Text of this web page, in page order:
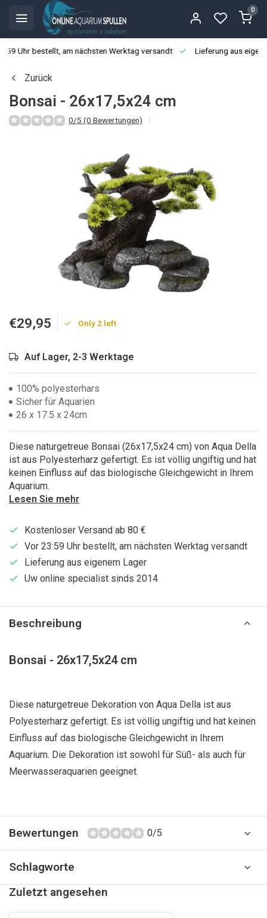
0
Uhr bestellt, am nächsten Werktag versandt Lieferung aus
Zurück
Bonsai - 26x17,5x24 cm
0/5 (0 Bewertungen)
€29,95 Only 2 left
Auf Lager, 2-3 Werktage
100% polyesterhars
Sicher für Aquarien
26 x 17.5 x 24cm
Diese naturgetreue Bonsai (26x17,5x24 cm) von Aqua Della
ist aus Polyesterharz gefertigt. Es ist völlig ungiftig und hat
keinen Einfluss auf das biologische Gleichgewicht in Ihrem
Aquarium.
Lesen Sie mehr
Kostenloser Versand ab 80 €
Vor 23:59 Uhr bestellt, am nächsten Werktag versandt
Lieferung aus eigenem Lager
Uw online specialist sinds 2014
Beschreibung
Bonsai - 26x17,5x24 cm
Diese naturgetreue Dekoration von Aqua Della ist aus
Polyesterharz gefertigt. Es ist völlig ungiftig und hat keinen
Einfluss auf das biologische Gleichgewicht in Ihrem
Aquarium. Die Dekoration ist sowohl für Süß- als auch für
Meerwasseraquarien geeignet.
Bewertungen 0/5
Schlagworte
Zuletzt angesehen